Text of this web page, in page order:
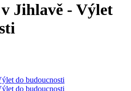
Jihlavě - Výlet